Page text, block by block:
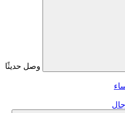
وصل حديثًا